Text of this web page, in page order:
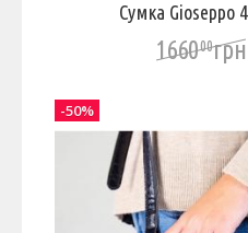
Сумка Gioseppo
166000грн
-50%